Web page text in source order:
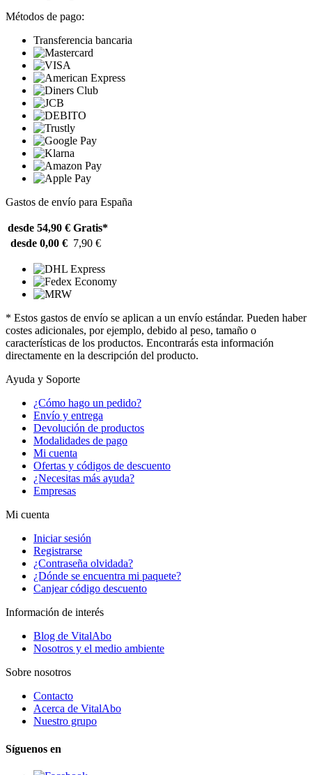
Métodos de pago:
Transferencia bancaria
Gastos de envío para España
desde 54,90 € Gratis*
desde 0,00 € 7,90 €
* Estos gastos de envío se aplican a un envío estándar. Pueden haber
costes adicionales, por ejemplo, debido al peso, tamaño o
características de los productos. Encontrarás esta información
directamente en la descripción del producto.
Ayuda y Soporte
¿Cómo hago un pedido?
Envío y entrega
Devolución de productos
Modalidades de pago
Mi cuenta
Ofertas y códigos de descuento
¿Necesitas más ayuda?
Empresas
Mi cuenta
Iniciar sesión
Registrarse
¿Contraseña olvidada?
¿Dónde se encuentra mi paquete?
Canjear código descuento
Información de interés
Blog de VitalAbo
Nosotros y el medio ambiente
Sobre nosotros
Contacto
Acerca de VitalAbo
Nuestro grupo
Síguenos en